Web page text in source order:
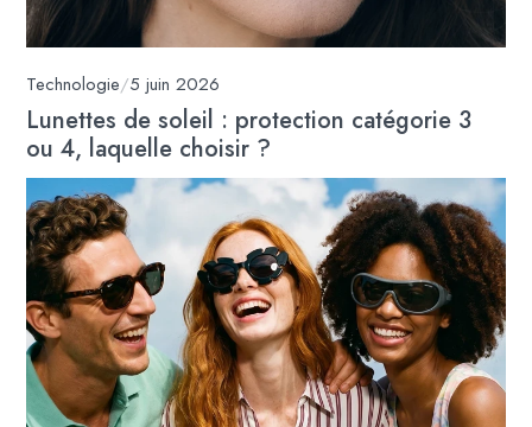
Technologie/5 juin 2026
Lunettes de soleil : protection catégorie 3
ou 4, laquelle choisir ?